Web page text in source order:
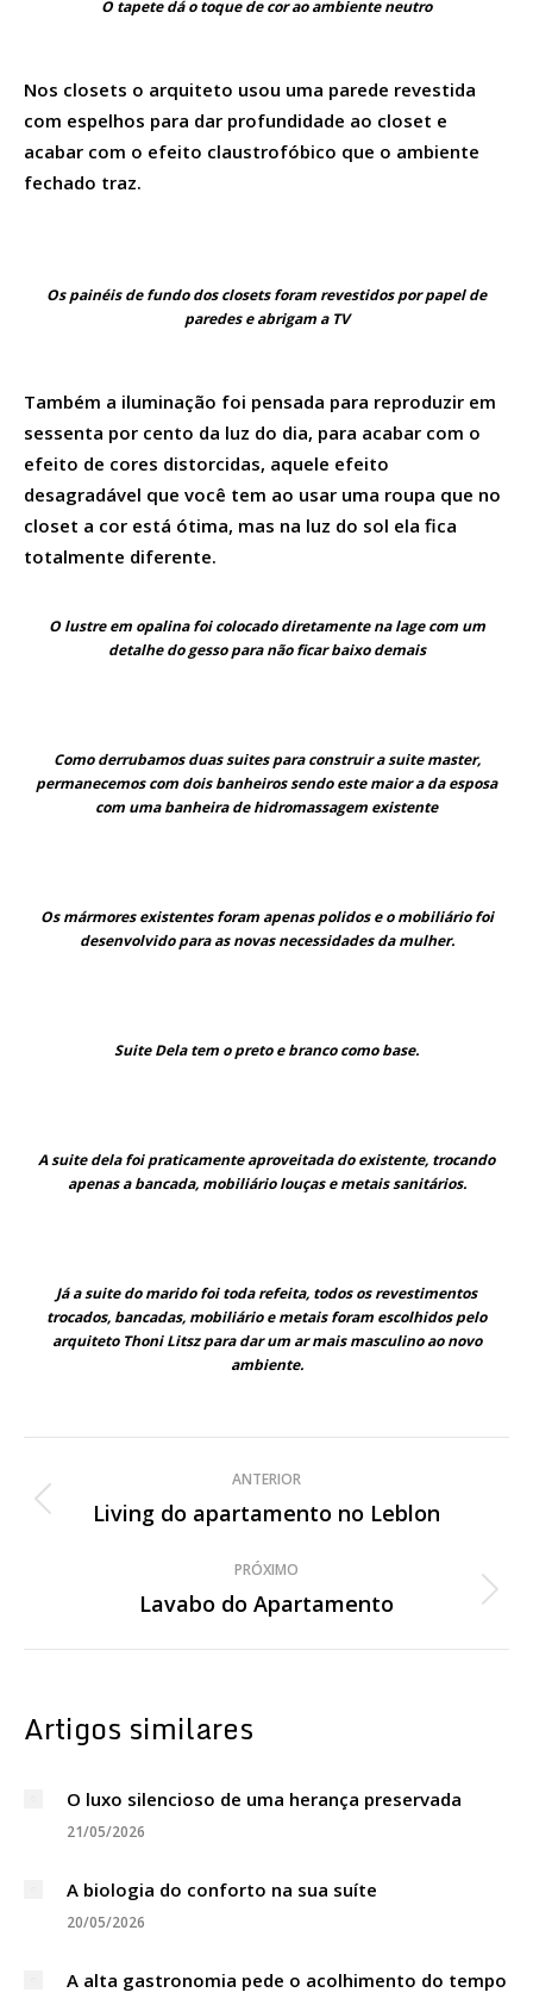
O tapete dá o toque de cor ao ambiente neutro
Nos closets o arquiteto usou uma parede revestida
com espelhos para dar profundidade ao closet e
acabar com o efeito claustrofóbico que o ambiente
fechado traz.
Os painéis de fundo dos closets foram revestidos por papel de
paredes e abrigam a TV
Também a iluminação foi pensada para reproduzir em
sessenta por cento da luz do dia, para acabar com o
efeito de cores distorcidas, aquele efeito
desagradável que você tem ao usar uma roupa que no
closet a cor está ótima, mas na luz do sol ela fica
totalmente diferente.
O lustre em opalina foi colocado diretamente na lage com um
detalhe do gesso para não ficar baixo demais
Como derrubamos duas suites para construir a suite master,
permanecemos com dois banheiros sendo este maior a da esposa
com uma banheira de hidromassagem existente
Os mármores existentes foram apenas polidos e o mobiliário foi
desenvolvido para as novas necessidades da mulher.
Suite Dela tem o preto e branco como base.
A suite dela foi praticamente aproveitada do existente, trocando
apenas a bancada, mobiliário louças e metais sanitários.
Já a suite do marido foi toda refeita, todos os revestimentos
trocados, bancadas, mobiliário e metais foram escolhidos pelo
arquiteto Thoni Litsz para dar um ar mais masculino ao novo
ambiente.
Navegação
de
ANTERIOR
Post
Living do apartamento no Leblon
PRÓXIMO
Próximo
Lavabo do Apartamento
Artigos similares
O luxo silencioso de uma herança preservada
21/05/2026
A biologia do conforto na sua suíte
20/05/2026
A alta gastronomia pede o acolhimento do tempo